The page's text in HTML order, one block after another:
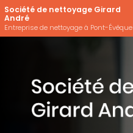
Aller
au
contenu
principal
Société de nettoyage Girard
André
Entreprise de nettoyage à Pont-Évêque